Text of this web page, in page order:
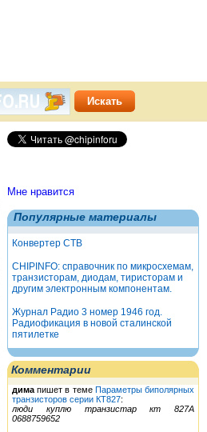
Мне нравится
Популярные материалы
Конвертер СТВ
CHIPINFO: справочник по микросхемам,
транзисторам, диодам, тиристорам и
другим электронным компонентам.
Журнал Радио 3 номер 1946 год.
Радиофикация в новой сталинской
пятилетке
Комментарии
дима пишет в теме Параметры биполярных
транзисторов серии КТ827:
люди куплю транзистар кт 827А
0688759652